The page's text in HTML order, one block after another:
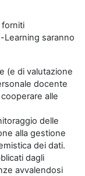
forniti
Learning saranno
(e di valutazione
docente
alle
delle
alla gestione
dei dati.
dagli
avvalendosi